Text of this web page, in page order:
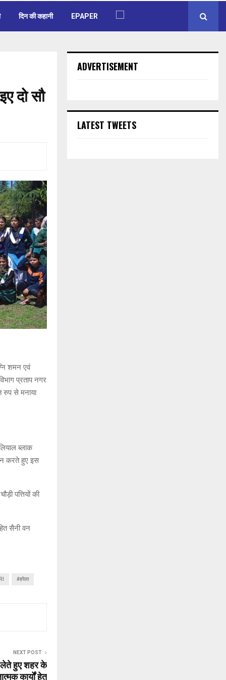
दिन की कहानी EPAPER
दो सौ
शमन एवं
प्रताप नगर
रुप से मनाया
ब्लाक
करते हुए इस
पत्तियों की
सैनी वन
#हरेला
NEXT POST
लेते हुए शहर के
ADVERTISEMENT
LATEST TWEETS